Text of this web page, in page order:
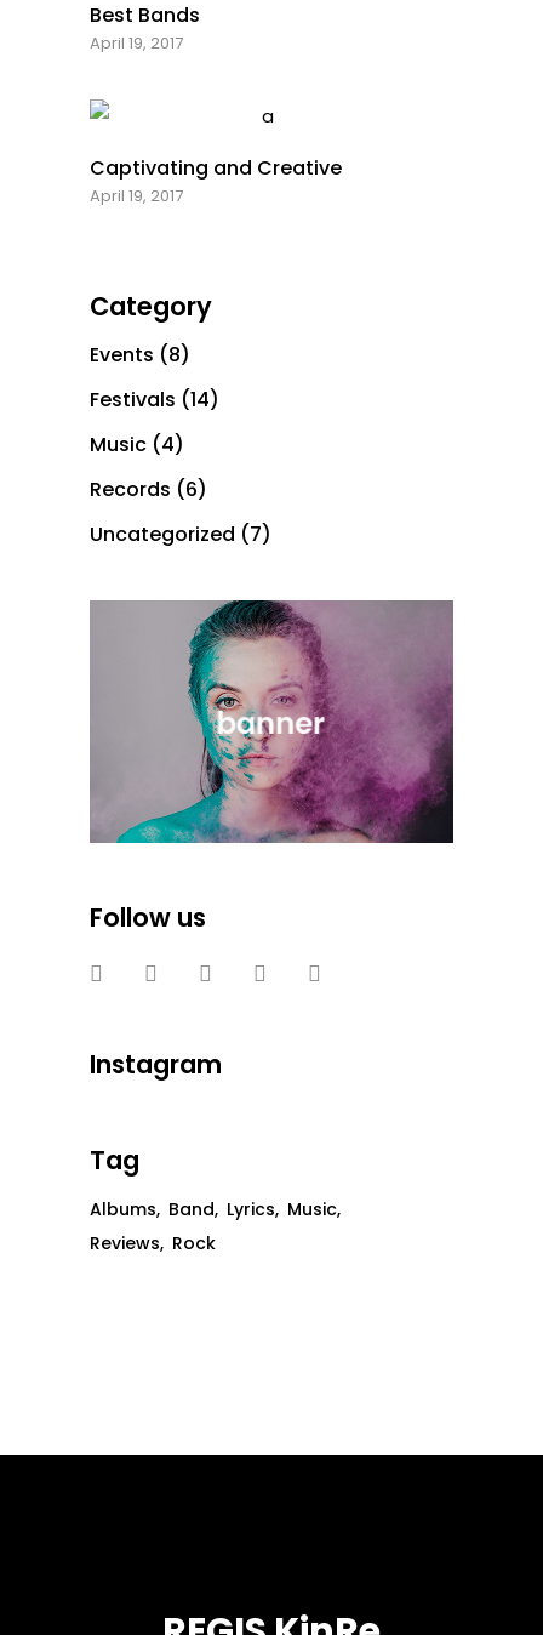
Best Bands
April 19, 2017
Captivating and Creative
April 19, 2017
Category
Events (8)
Festivals (14)
Music (4)
Records (6)
Uncategorized (7)
Follow us
Instagram
Tag
Albums Band Lyrics Music
Reviews Rock